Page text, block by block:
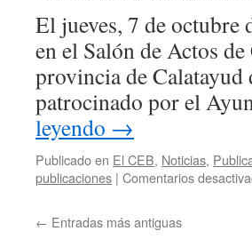
El jueves, 7 de octubre
en el Salón de Actos
provincia de
patrocinado por el
leyendo →
Publicado en El CEB, Noticias,
publicaciones | Comentarios
← Entradas más antiguas